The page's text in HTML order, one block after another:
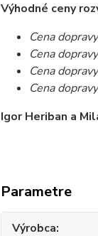
Výhodné ceny
Cena
Cena
Cena
Cena
Igor Heriban a
Parametre
Výrobca